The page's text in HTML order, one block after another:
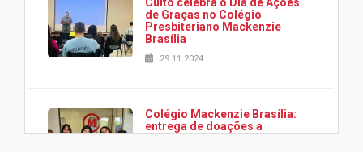
de Graças no Colégio
Presbiteriano Mackenzie
Brasília
29.11.2024
Colégio Mackenzie Brasília:
entrega de doações a
associação Viver da Cidade